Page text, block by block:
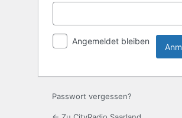
Angemeldet bleiben
Passwort vergessen?